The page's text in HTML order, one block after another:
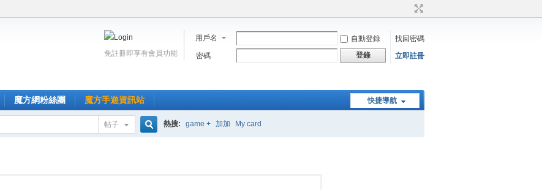
用戶名 自動登錄
找回密碼
密碼
登錄 立即註冊
免註冊即享有會員功能
快捷導航
魔方網粉絲團 魔方手遊資訊站
帖子 熱搜: game + 加加 My card